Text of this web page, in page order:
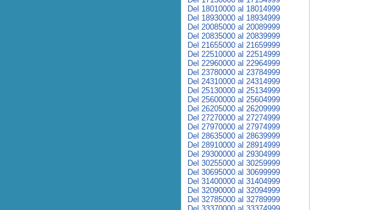
Del 18010000 al 18014999
Del 18930000 al 18934999
Del 20085000 al 20089999
Del 20835000 al 20839999
Del 21655000 al 21659999
Del 22510000 al 22514999
Del 22960000 al 22964999
Del 23780000 al 23784999
Del 24310000 al 24314999
Del 25130000 al 25134999
Del 25600000 al 25604999
Del 26205000 al 26209999
Del 27270000 al 27274999
Del 27970000 al 27974999
Del 28635000 al 28639999
Del 28910000 al 28914999
Del 29300000 al 29304999
Del 30255000 al 30259999
Del 30695000 al 30699999
Del 31400000 al 31404999
Del 32090000 al 32094999
Del 32785000 al 32789999